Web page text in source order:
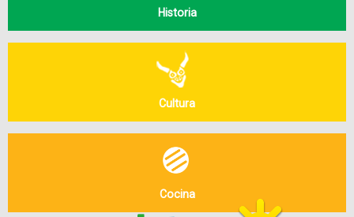
Historia
Cultura
Cocina